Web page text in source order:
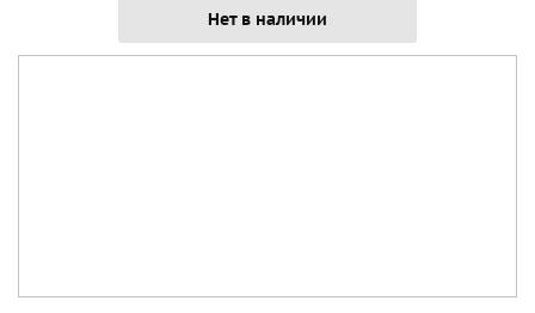
Нет в наличии